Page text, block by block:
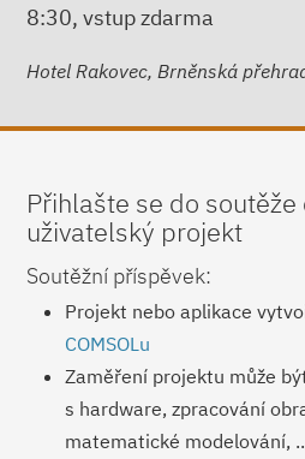
8:30, vstup zdarma
Hotel Rakovec, Brněnská
Přihlašte se do
uživatelský projekt
Soutěžní příspěvek:
Projekt nebo aplikace
COMSOLu
Zaměření projektu může
s hardware, zpracování
matematické modelování,